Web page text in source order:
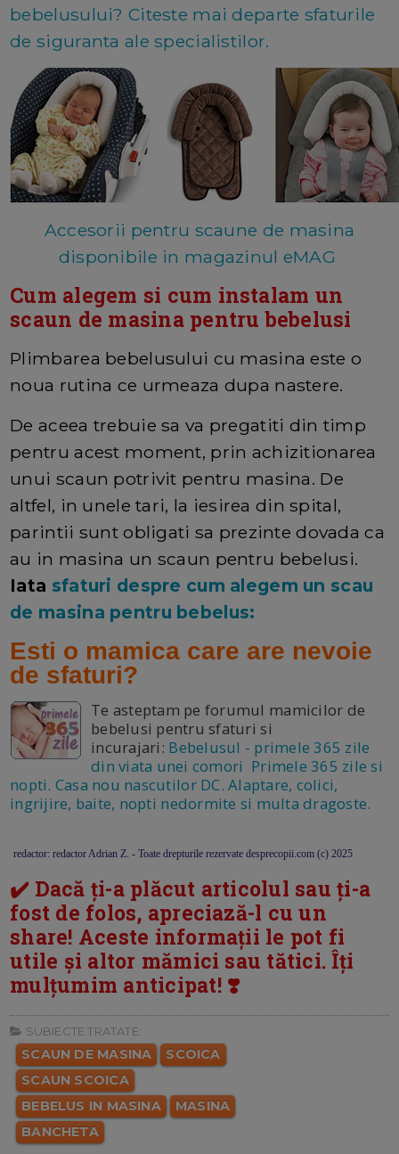
bebelusului? Citeste mai departe sfaturile
de siguranta ale specialistilor.
Accesorii pentru scaune de masina
disponibile in magazinul eMAG
Cum alegem si cum instalam un
scaun de masina pentru bebelusi
Plimbarea bebelusului cu masina este o
noua rutina ce urmeaza dupa nastere.
De aceea trebuie sa va pregatiti din timp
pentru acest moment, prin achizitionarea
unui scaun potrivit pentru masina. De
altfel, in unele tari, la iesirea din spital,
parintii sunt obligati sa prezinte dovada ca
au in masina un scaun pentru bebelusi.
Iata sfaturi despre cum alegem un scau
de masina pentru bebelus:
Esti o mamica care are nevoie
de sfaturi?
Te asteptam pe forumul mamicilor de
bebelusi pentru sfaturi si
incurajari: Bebelusul - primele 365 zile
din viata unei comori Primele 365 zile si
nopti. Casa nou nascutilor DC. Alaptare, colici,
ingrijire, baite, nopti nedormite si multa dragoste.
redactor: redactor Adrian Z. - Toate drepturile rezervate desprecopii.com (c) 2025
✔️ Dacă ți-a plăcut articolul sau ți-a
fost de folos, apreciază-l cu un
share! Aceste informații le pot fi
utile și altor mămici sau tătici. Îți
mulțumim anticipat! ❣️
SUBIECTE TRATATE:
SCAUN DE MASINA
SCOICA
SCAUN SCOICA
BEBELUS IN MASINA
MASINA
BANCHETA